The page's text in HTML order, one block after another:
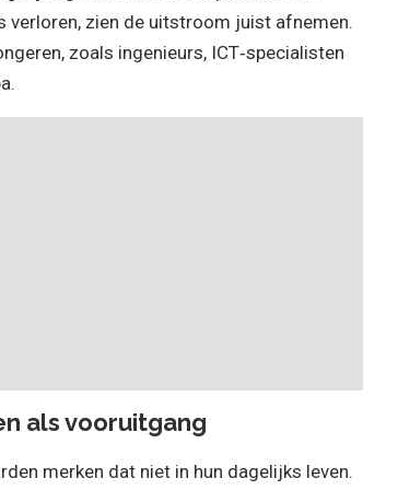
verloren, zien de uitstroom juist afnemen.
zoals ingenieurs, ICT‑specialisten
als vooruitgang
merken dat niet in hun dagelijks leven.